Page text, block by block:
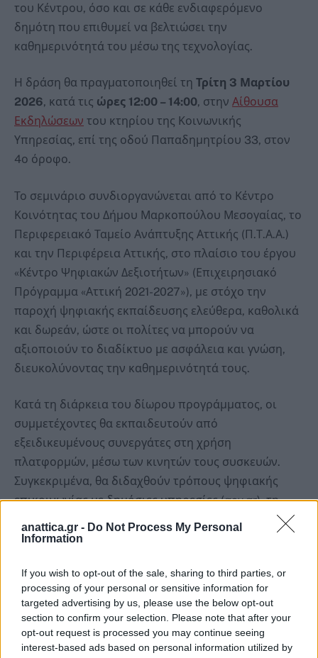
anattica.gr - Do Not Process My Personal
Information
If you wish to opt-out of the sale, sharing to third parties, or
processing of your personal or sensitive information for
targeted advertising by us, please use the below opt-out
section to confirm your selection. Please note that after your
opt-out request is processed you may continue seeing
interest-based ads based on personal information utilized by
του Κέντρου, όσο και σε κάθε ενδιαφερόμενο
δημότη που επιθυμεί να βελτιώσει την
καθημερινότητά του μέσω της τεχνολογίας.
Η δράση θα πραγματοποιηθεί τη Τρίτη 3 Μαρτίου
2026, κατά τις ώρες 12:00 – 14:00, στην Αίθουσα
Εκδηλώσεων του κτηρίου της Κοινωνικής
Υπηρεσίας, επί της οδού Παπαδημητρίου 33, στον
4ο όροφο.
Το σεμινάριο συνδιοργανώνεται από το Κέντρο
Κοινότητας του Δήμου Μαρκοπούλου Μεσογαίας, το
Περιφερειακό Ταμείο Ανάπτυξης Αττικής (Π.Τ.Α.Α.)
και την Περιφέρεια Αττικής, στο πλαίσιο του έργου
«Κέντρο Ψηφιακών Δεξιοτήτων» (Επιχειρησιακό
Πρόγραμμα «Αττική 2021-2027»), με στόχο την
παροχή ψηφιακής εκπαίδευσης ελεύθερα, καθολικά
και δωρεάν, ώστε οι πολίτες να μπορούν να
αξιοποιούν το διαδίκτυο με ασφάλεια και γνώση,
διευκολύνοντας την καθημερινότητά τους.
Κατά τη διάρκεια του δίωρου προγράμματος, οι
συμμετέχοντες θα εκπαιδευτούν από
εξειδικευμένους συνεργάτες στη χρήση
πλατφορμών, μέσω των κινητών τους συσκευών.
Συγκεκριμένα, θα διδαχθούν τρόπους ψηφιακής
επικοινωνίας με δημόσιες υπηρεσίες (gov.gr), τη
διαδικασία αποστολής emails, καθώς και την
ασφαλή πλοήγηση σε ιστοσελίδες. Ιδιαίτερη έμφαση
δεδομένων, την αναγνώριση ψηφιακών απειλών,
αλλά και στην καθοδήγηση των γονέων, ώστε να
μπορούν να εξηγούν στα παιδιά τους κινδύνους
από την ανεξέλεγκτη χρήση της τεχνολογίας.